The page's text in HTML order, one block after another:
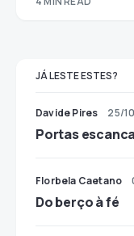
JÁ LESTE ESTES?
Davide Pires 25/
Portas
Florbela Caetano
Do berço à fé